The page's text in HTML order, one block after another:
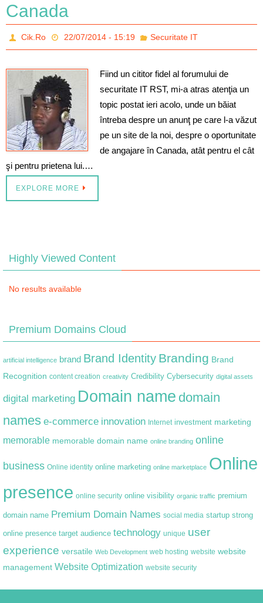
Canada
Cik.Ro 22/07/2014 - 15:19 Securitate IT
Fiind un cititor fidel al forumului de
securitate IT RST, mi-a atras atenţia un
topic postat ieri acolo, unde un băiat
întreba despre un anunţ pe care l-a văzut
pe un site de la noi, despre o oportunitate
de angajare în Canada, atât pentru el cât
şi pentru prietena lui.…
EXPLORE MORE
Highly Viewed Content
No results available
Premium Domains Cloud
artificial intelligence brand Brand Identity Branding Brand
Recognition content creation creativity Credibility Cybersecurity digital assets
digital marketing Domain name domain
names e-commerce innovation Internet investment marketing
memorable memorable domain name online branding online
business Online identity online marketing online marketplace Online
presence online security online visibility organic traffic premium
domain name Premium Domain Names social media startup strong
online presence target audience technology unique user
experience versatile Web Development web hosting website website
management Website Optimization website security